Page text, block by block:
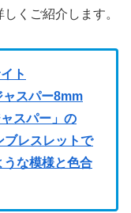
くご紹介します。
ト
ャスパー8mm
スパー」の
ブレスレットで
な模様と色合